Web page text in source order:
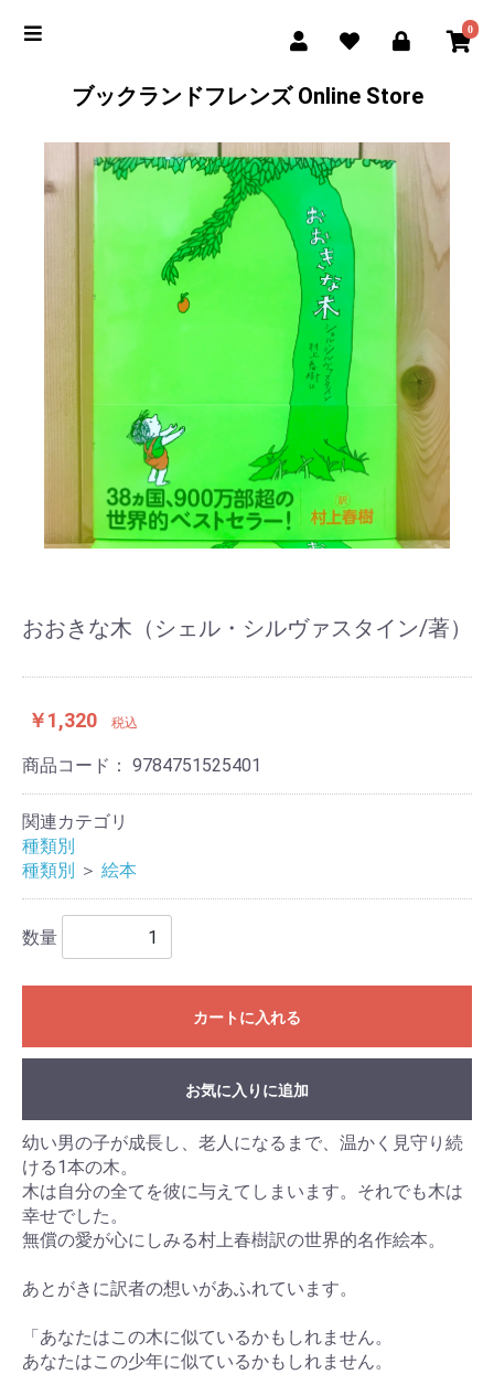
0
ブックランドフレンズ Online Store
おおきな木（シェル・シルヴァスタイン/著）
￥1,320 税込
商品コード： 9784751525401
関連カテゴリ
種類別
種類別 ＞ 絵本
数量
カートに入れる
お気に入りに追加
幼い男の子が成長し、老人になるまで、温かく見守り続
ける1本の木。
木は自分の全てを彼に与えてしまいます。それでも木は
幸せでした。
無償の愛が心にしみる村上春樹訳の世界的名作絵本。
あとがきに訳者の想いがあふれています。
「あなたはこの木に似ているかもしれません。
あなたはこの少年に似ているかもしれません。